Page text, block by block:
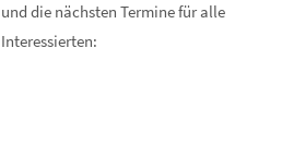
und die nächsten Termine für alle
Interessierten: